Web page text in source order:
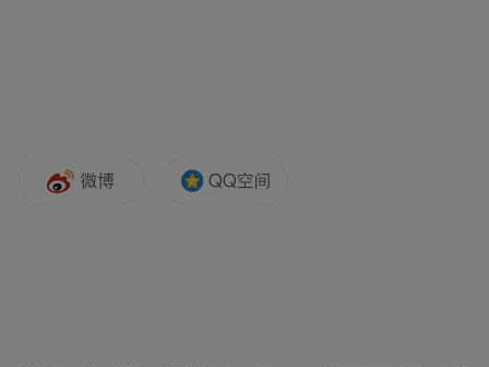
度，却无任何检修、管护台账，制度形同虚